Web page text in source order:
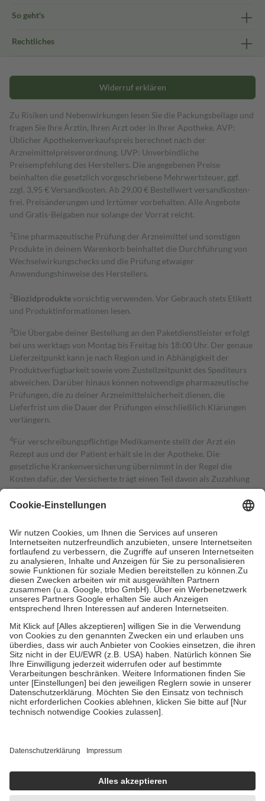
So geht's
Rechtliches
Widerruf erklären
Zu Risiken und Nebenwirkungen lesen Sie die Packungsbeilage und
fragen Sie Ihre Ärztin, Ihren Arzt oder in Ihrer Apotheke. AVP:
Üblicher Apothekenverkaufspreis berechnet nach der
Arzneimittelpreisverordnung. UVP: Unverbindliche
Preisempfehlung des Herstellers. Die angegebenen Preise
beinhalten die gesetzlich vorgeschriebene Mehrwertsteuer, ggf.
zzgl. 3,95 € Versandkosten. Ab 29,00 € Bestell­wert versand­kosten­
frei. Preisänderungen und Irrtümer vorbehalten. Alle Angebote
und Gratis-Beigaben nur solange der Vorrat reicht.
1 Eine pharmazeutische Prüfung der Arzneimittel und sonstigen
Produkte in deinem Warenkorb beinhaltet die Durchführung von
Wechselwirkungschecks und die Prüfung etwaiger
Anwendungshinweise des Herstellers.
2Biozidproduktevorsichtig verwenden. Vor Gebrauch stets Etikett
und Produktinformationen lesen.
3Die Übergabe deiner Bestellung an den Paketdienstleister erfolgt
bei uns werktags von Montag bis Freitag bis 18:00 Uhr. Der genaue
Lieferzeitpunkt kann je nach Region und in Abhängigkeit der
Produktverfügbarkeit sowie vom Zustellzeitpunkt des Spediteurs
abweichen. Darüber hinaus können notwendige pharmazeutische
Prüfungen, die zu deiner Arzneimittelsicherheit dienen, die
Lieferfrist um die Dauer der Prüfungen einschließlich Klärungen
verlängern.
4Für verschreibungspflichtige Medikamente stellt der Arzt ein
Rezept aus und der Patient erhält sie in der Apotheke. Die
gesetzliche Krankenversicherung übernimmt in der Regel die
Kosten dafür, der Versicherte trägt einen Teil davon als Zuzahlung
mit.
Grundsätzlich leisten Mitglieder Zuzahlungen in Höhe von zehn
höchstens zehn Euro.
Es sind jedoch nie mehr als die tatsächlichen
Kosten der Leistung zu entrichten.
Diese Regeln gelten grundsätzlich auch für Online-Apotheken.
Bei Heilmitteln und häuslicher Krankenpflege beträgt die
Zuzahlung zehn Prozent der Kosten sowie zehn Euro je
Verordnung.
Um das Engagement der Versicherten für ihre eigene Gesundheit zu
stärken und die besondere Stellung der Familie zu unterstützen,
fallenkeine Zuzahlungenan bei:
• Kindern und Jugendlichen bis zum vollendeten 18. Lebensjahr
mit Ausnahme der Fahrkosten
• Untersuchungen zur Vorsorge und Früherkennung, die von der
GKV getragen werden
• empfohlenen Schutzimpfungen
• Harn- und Blutteststreifen
getroffen, um sicherzustellen, dass es sich um echte Bewertungen
https://help.etrusted.com/hc/de/articles/4419944605341
Einige Bilder und Inhalte wurden unter Zuhilfenahme künstlicher